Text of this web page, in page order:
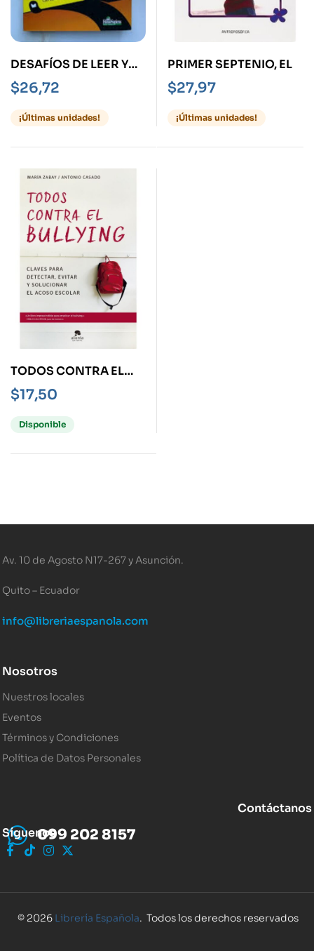
DESAFÍOS DE LEER Y
ESCRIBIR EN LA
ESCUELA
$26,72
¡Últimas unidades!
PRIMER SEPTENIO, EL
$27,97
¡Últimas unidades!
TODOS CONTRA EL
BULLYING
$17,50
Disponible
Av. 10 de Agosto N17-267 y Asunción.
Quito – Ecuador
info@libreriaespanola.com
Nosotros
Nuestros locales
Eventos
Términos y Condiciones
Política de Datos Personales
Contáctanos
099 202 8157
Síguenos
© 2026 Librería Española. Todos los derechos reservados